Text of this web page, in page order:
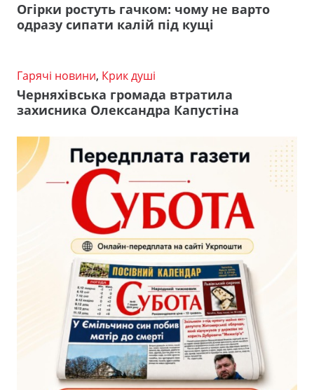
Огірки ростуть гачком: чому не варто
одразу сипати калій під кущі
Гарячі новини, Крик душі
Черняхівська громада втратила
захисника Олександра Капустіна